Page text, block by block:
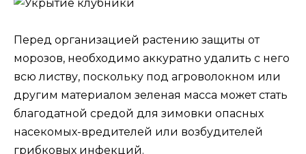
Перед организацией растению защиты от
морозов, необходимо аккуратно удалить с него
всю листву, поскольку под агроволокном или
другим материалом зеленая масса может стать
благодатной средой для зимовки опасных
насекомых-вредителей или возбудителей
грибковых инфекций.